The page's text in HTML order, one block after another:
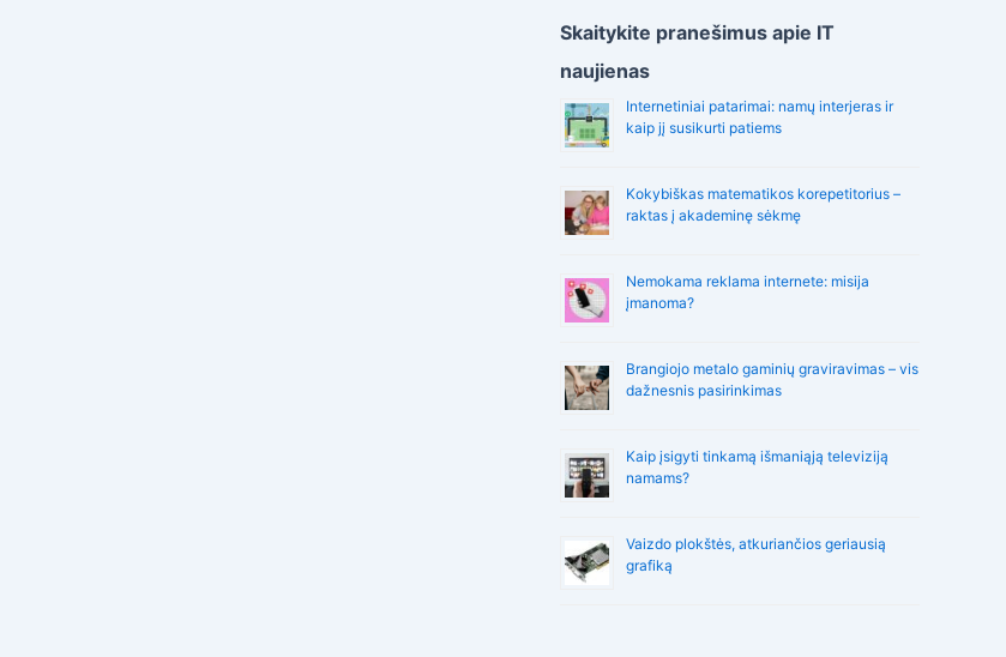
Skaitykite pranešimus apie IT
naujienas
Internetiniai patarimai: namų interjeras ir
kaip jį susikurti patiems
Kokybiškas matematikos korepetitorius –
raktas į akademinę sėkmę
Nemokama reklama internete: misija
įmanoma?
Brangiojo metalo gaminių graviravimas – vis
dažnesnis pasirinkimas
Kaip įsigyti tinkamą išmaniąją televiziją
namams?
Vaizdo plokštės, atkuriančios geriausią
grafiką